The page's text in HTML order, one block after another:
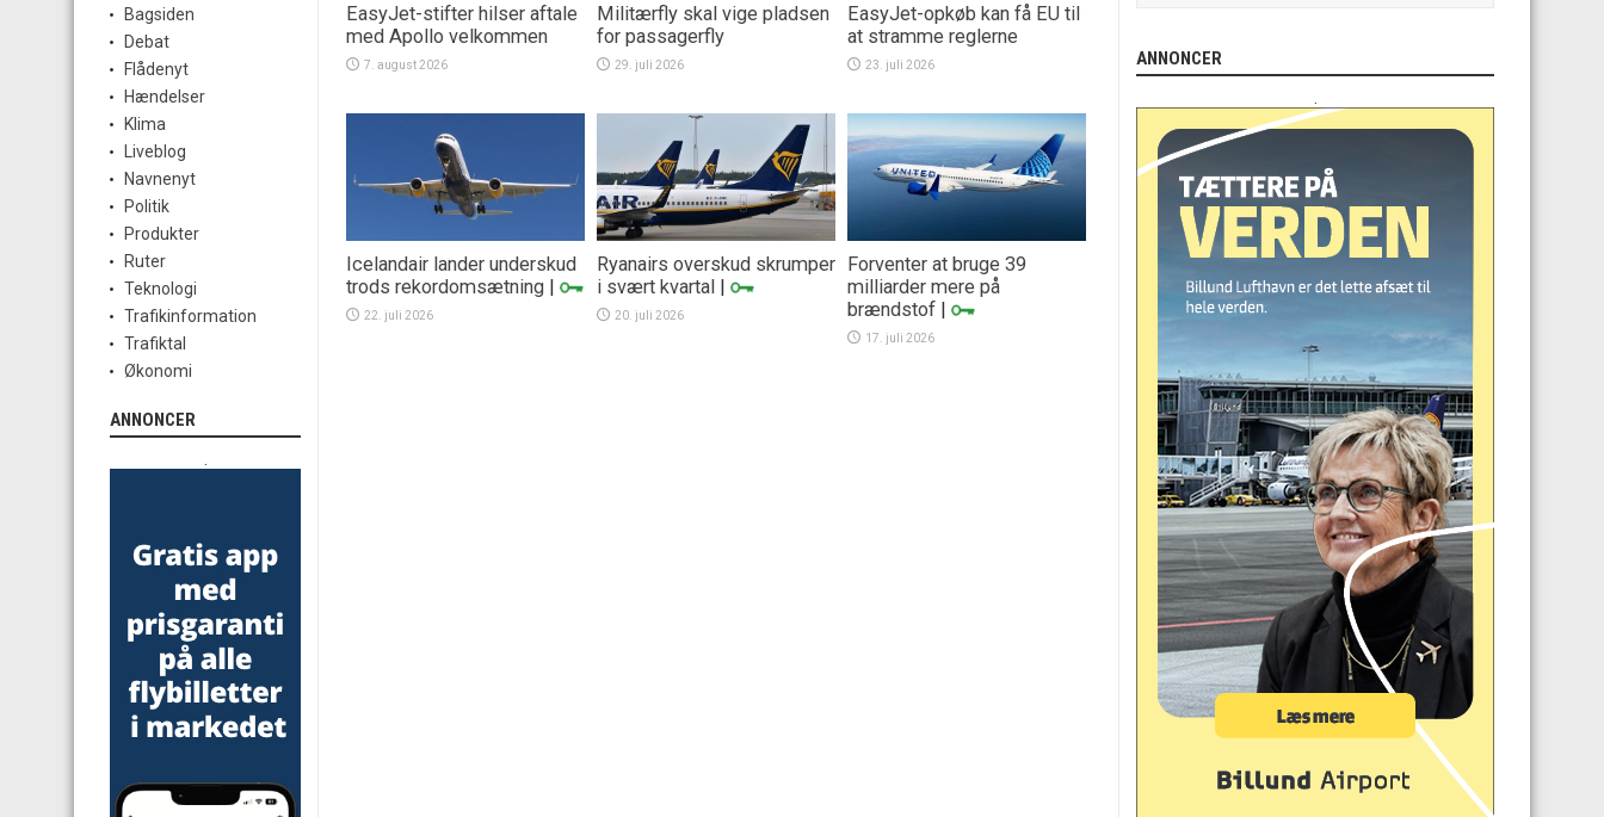
EasyJet-stifter hilser aftale
med Apollo velkommen
7. august 2026
Militærfly skal vige pladsen
for passagerfly
29. juli 2026
EasyJet-opkøb kan få EU til
at stramme reglerne
23. juli 2026
Icelandair lander underskud
trods rekordomsætning |
22. juli 2026
Ryanairs overskud skrumper
i svært kvartal |
20. juli 2026
Forventer at bruge 39
milliarder mere på
brændstof |
17. juli 2026
Bagsiden
Debat
Flådenyt
Hændelser
Klima
Liveblog
Navnenyt
Politik
Produkter
Ruter
Teknologi
Trafikinformation
Trafiktal
Økonomi
ANNONCER
ANNONCER